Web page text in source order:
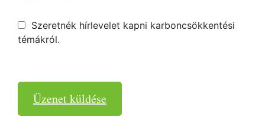
Szeretnék hírlevelet kapni karboncsökkentési
témákról.
Üzenet küldése